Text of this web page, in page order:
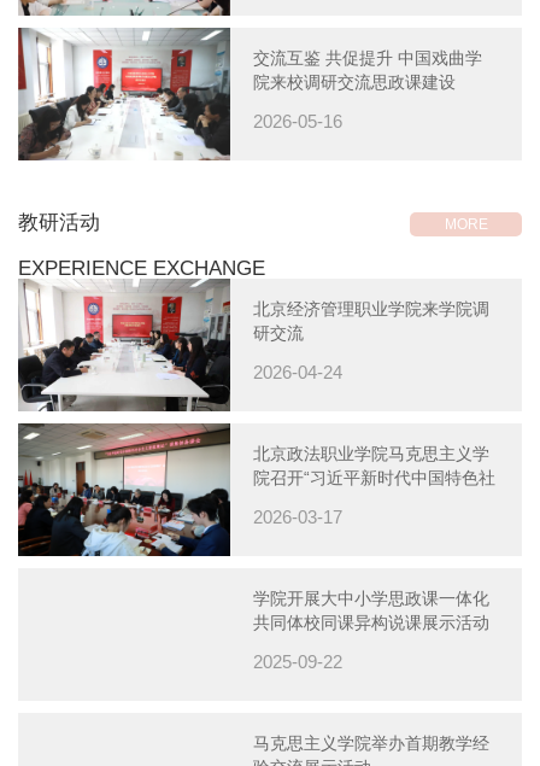
交流互鉴 共促提升 中国戏曲学
院来校调研交流思政课建设
2026-05-16
教研活动
EXPERIENCE EXCHANGE
MORE
北京经济管理职业学院来学院调
研交流
2026-04-24
北京政法职业学院马克思主义学
院召开“习近平新时代中国特色社
2026-03-17
学院开展大中小学思政课一体化
共同体校同课异构说课展示活动
2025-09-22
马克思主义学院举办首期教学经